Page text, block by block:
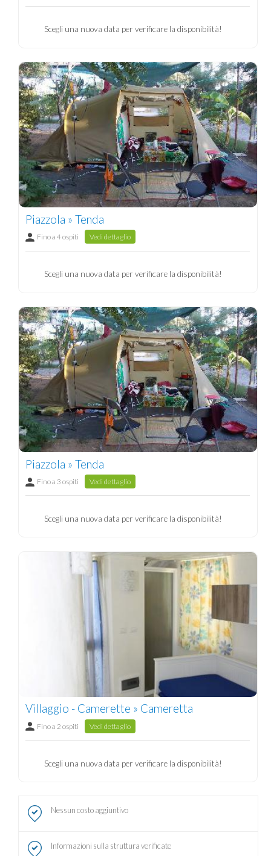
Scegli una nuova data per verificare la disponibilità!
Piazzola » Tenda
Fino a 4 ospiti Vedi dettaglio
Scegli una nuova data per verificare la disponibilità!
Piazzola » Tenda
Fino a 3 ospiti Vedi dettaglio
Scegli una nuova data per verificare la disponibilità!
Villaggio - Camerette » Cameretta
Fino a 2 ospiti Vedi dettaglio
Scegli una nuova data per verificare la disponibilità!
Nessun costo aggiuntivo
Informazioni sulla struttura verificate